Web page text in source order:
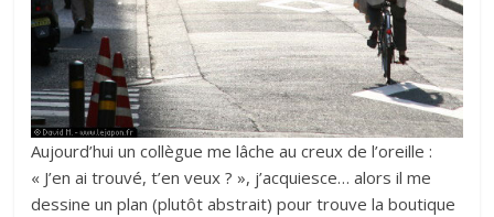
Aujourd’hui un collègue me lâche au creux de l’oreille :
« J’en ai trouvé, t’en veux ? », j’acquiesce… alors il me
dessine un plan (plutôt abstrait) pour trouve la boutique